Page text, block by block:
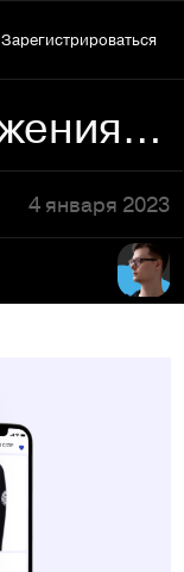
Зарегистрироваться
Редизайн приложения для White label
4 января 2023